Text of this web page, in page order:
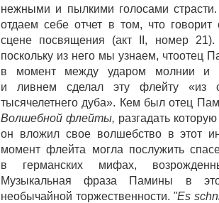
нежными и пылкими голосами
отдаем себе отчет в том, что
сцене посвящения (акт II, номер 21).
поскольку из него мы узнаем, чтоотец
в момент между ударом молнии и
и ливнем сделал эту флейту «из
тысячелетнего дуба». Кем был отец
Волшебной флейты, разгадать
он вложил свое волшебство в этот
момент флейта могла послужить
в германских мифах,
Музыкальная фраза Памины в
необычайной торжественности. "Es